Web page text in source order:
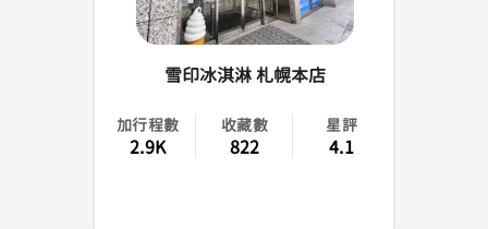
雪印冰淇淋 札幌本店
加行程數
2.9K
收藏數
822
星評
4.1